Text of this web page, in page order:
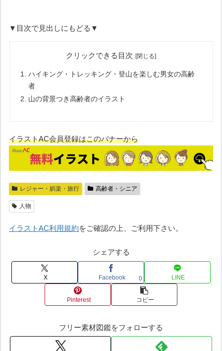
▼目次で見出しにもどる▼
クリックできる目次
ハイキング・トレッキング・登山を楽しむ男女の高齢
者
山の背景つき高齢者のイラスト
イラストAC会員登録はこのバナーから
レジャー・娯楽・旅行 高齢者・シニア
人物
イラストAC利用規約をご確認の上、ご利用下さい。
シェアする
X Facebook 0 LINE
Pinterest コピー
フリー素材図鑑をフォローする